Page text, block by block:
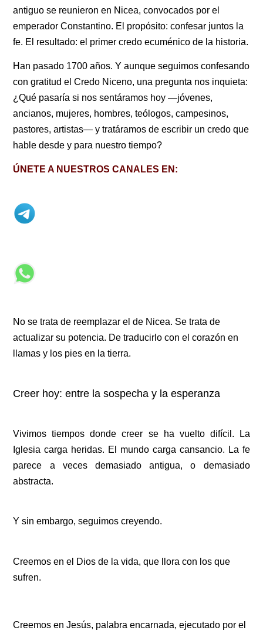
antiguo se reunieron en Nicea, convocados por el
emperador Constantino. El propósito: confesar juntos la
fe. El resultado: el primer credo ecuménico de la historia.
Han pasado 1700 años. Y aunque seguimos confesando
con gratitud el Credo Niceno, una pregunta nos inquieta:
¿Qué pasaría si nos sentáramos hoy —jóvenes,
ancianos, mujeres, hombres, teólogos, campesinos,
pastores, artistas— y tratáramos de escribir un credo que
hable desde y para nuestro tiempo?
ÚNETE A NUESTROS CANALES EN:
No se trata de reemplazar el de Nicea. Se trata de
actualizar su potencia. De traducirlo con el corazón en
llamas y los pies en la tierra.
Creer hoy: entre la sospecha y la esperanza
Vivimos tiempos donde creer se ha vuelto difícil. La
Iglesia carga heridas. El mundo carga cansancio. La fe
parece a veces demasiado antigua, o demasiado
abstracta.
Y sin embargo, seguimos creyendo.
Creemos en el Dios de la vida, que llora con los que
sufren.
Creemos en Jesús, palabra encarnada, ejecutado por el